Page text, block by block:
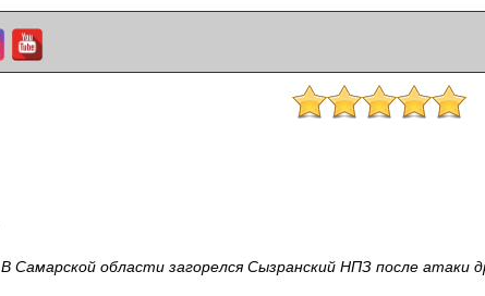
В Самарской области загорелся Сызранский НПЗ после атаки